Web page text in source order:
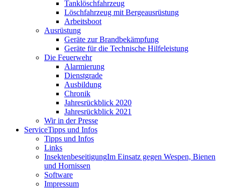
Tanklöschfahrzeug
Löschfahrzeug mit Bergeausrüstung
Arbeitsboot
Ausrüstung
Geräte zur Brandbekämpfung
Geräte für die Technische Hilfeleistung
Die Feuerwehr
Alarmierung
Dienstgrade
Ausbildung
Chronik
Jahresrückblick 2020
Jahresrückblick 2021
Wir in der Presse
ServiceTipps und Infos
Tipps und Infos
Links
InsektenbeseitigungIm Einsatz gegen Wespen, Bienen
und Hornissen
Software
Impressum